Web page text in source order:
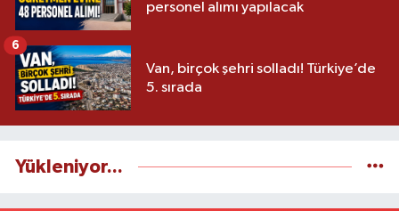
personel alımı yapılacak
Van, birçok şehri solladı! Türkiye’de
5. sırada
6
Yükleniyor...